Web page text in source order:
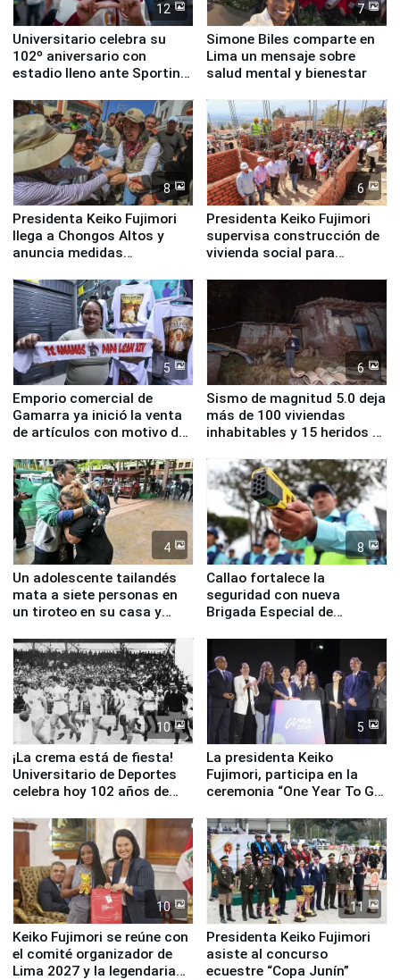
12
Universitario celebra su
102º aniversario con
estadio lleno ante Sporting
7
Simone Biles comparte en
Lima un mensaje sobre
salud mental y bienestar
8
Presidenta Keiko Fujimori
llega a Chongos Altos y
anuncia medidas
educación, salud y empleo
6
Presidenta Keiko Fujimori
supervisa construcción de
vivienda social para
5
Emporio comercial de
Gamarra ya inició la venta
de artículos con motivo de
6
Sismo de magnitud 5.0 deja
más de 100 viviendas
inhabitables y 15 heridos en
4
Un adolescente tailandés
mata a siete personas en
un tiroteo en su casa y
8
Callao fortalece la
seguridad con nueva
Brigada Especial de
equipamiento para
Serenazgo
10
¡La crema está de fiesta!
Universitario de Deportes
celebra hoy 102 años de
5
La presidenta Keiko
Fujimori, participa en la
ceremonia “One Year To Go
10
Keiko Fujimori se reúne con
el comité organizador de
Lima 2027 y la legendaria
11
Presidenta Keiko Fujimori
asiste al concurso
ecuestre “Copa Junín”